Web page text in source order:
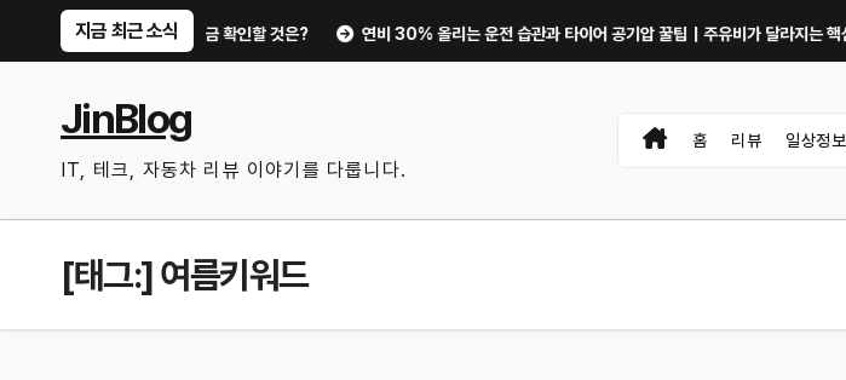
지금 최근 소식
터 디지털 키까지, 지금 확인할 것은? 연비 30% 올리는 운전 습관과 타이어 공기압 꿀팁｜주유비가 달라지는 핵심은?
JinBlog
IT, 테크, 자동차 리뷰 이야기를 다룹니다.
홈 리뷰 일상정보
[태그:]여름키워드